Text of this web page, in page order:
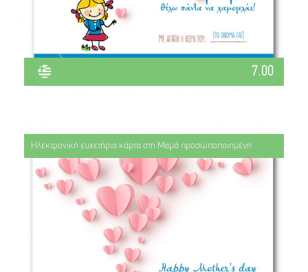
7.00
Ηλεκτρονική ευχετήρια κάρτα στη Μαμά προσωποποιημένη